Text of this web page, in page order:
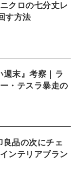
クロの七分丈レ
す方法
末』考察｜ラ
・テスラ暴走の
品の次にチェ
ンテリアブラン